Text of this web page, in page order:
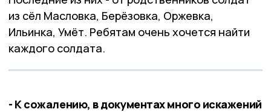
из сёл Масловка, Берёзовка, Оржевка,
Ильинка, Умёт. Ребятам очень хочется найти
каждого солдата.
- К сожалению, в документах много искажений